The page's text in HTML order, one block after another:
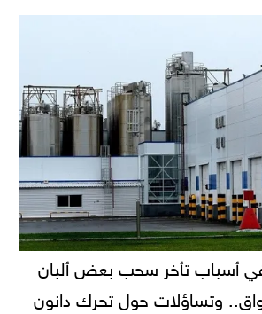
أسباب تأخر سحب بعض ألبان
وتساؤلات حول تحرك دانون